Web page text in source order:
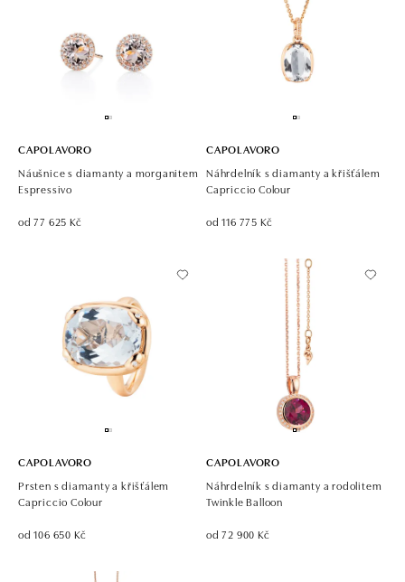
CAPOLAVORO
Náušnice s diamanty a morganitem
Espressivo
od 77 625 Kč
CAPOLAVORO
Náhrdelník s diamanty a křišťálem
Capriccio Colour
od 116 775 Kč
CAPOLAVORO
Prsten s diamanty a křišťálem
Capriccio Colour
od 106 650 Kč
CAPOLAVORO
Náhrdelník s diamanty a rodolitem
Twinkle Balloon
od 72 900 Kč